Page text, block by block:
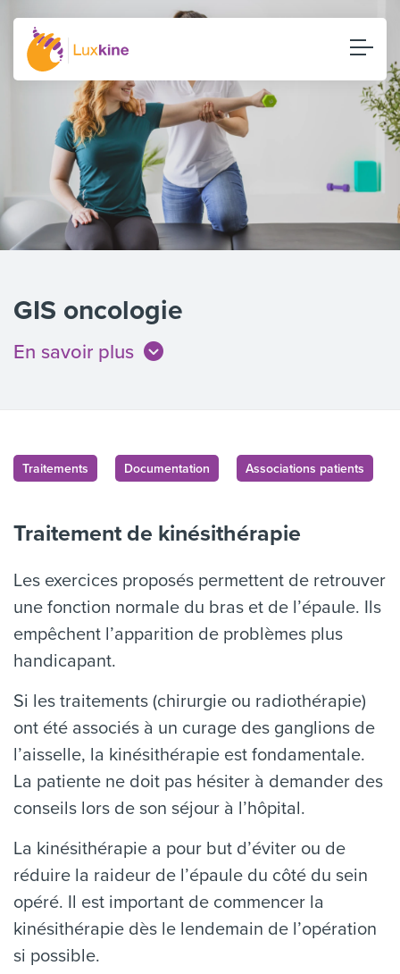
GIS oncologie
En savoir plus
Traitements Documentation Associations patients
Traitement de kinésithérapie
Les exercices proposés permettent de retrouver
une fonction normale du bras et de l’épaule. Ils
empêchent l’apparition de problèmes plus
handicapant.
Si les traitements (chirurgie ou radiothérapie)
ont été associés à un curage des ganglions de
l’aisselle, la kinésithérapie est fondamentale.
La patiente ne doit pas hésiter à demander des
conseils lors de son séjour à l’hôpital.
La kinésithérapie a pour but d’éviter ou de
réduire la raideur de l’épaule du côté du sein
opéré. Il est important de commencer la
kinésithérapie dès le lendemain de l’opération
si possible.